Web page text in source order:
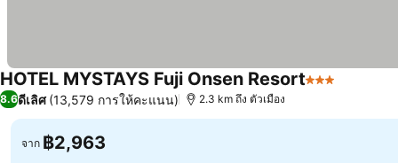
HOTEL MYSTAYS Fuji Onsen Resort3 ดาว
8.6ดีเลิศ (13,579 การให้คะแนน) 2.3 km ถึง ตัวเมือง
จาก ฿2,963